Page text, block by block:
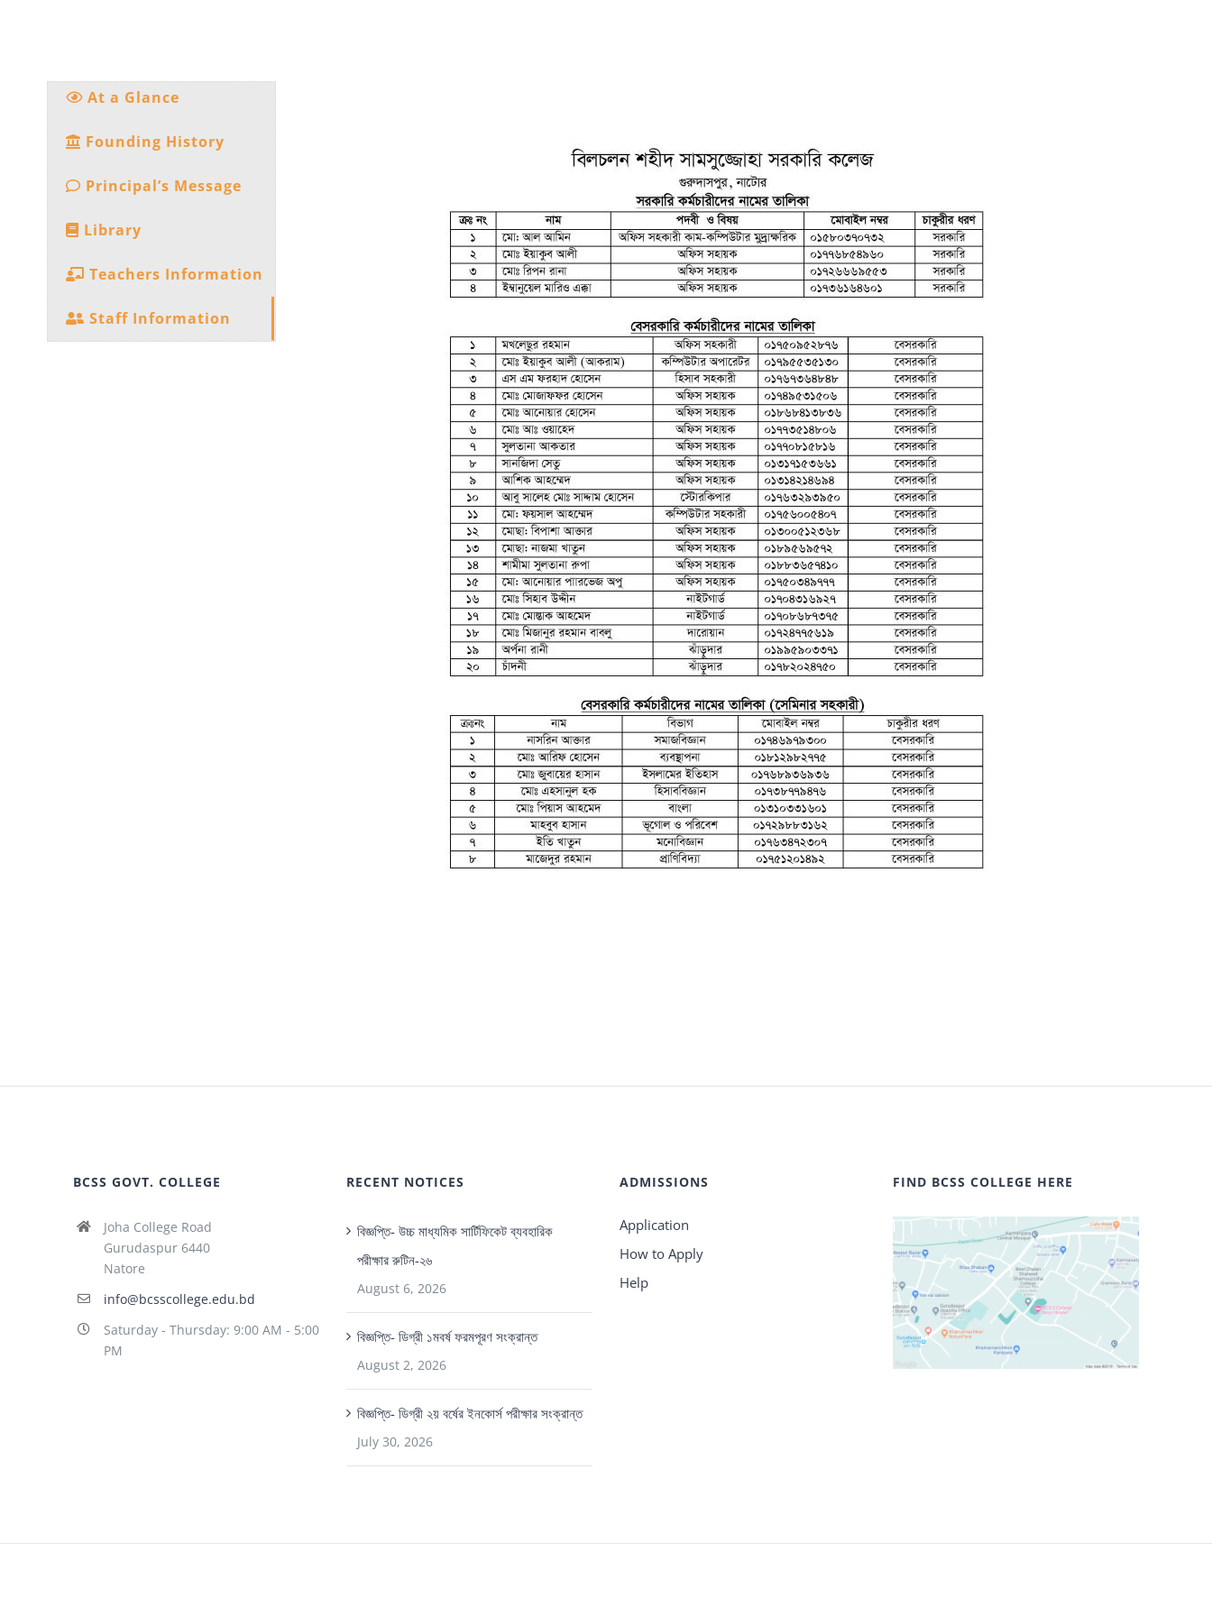
At a Glance
Founding History
Principal’s Message
Library
Teachers Information
Staff Information
BCSS GOVT. COLLEGE
Joha College Road
Gurudaspur 6440
Natore
info@bcsscollege.edu.bd
Saturday - Thursday: 9:00 AM - 5:00
PM
RECENT NOTICES
বিজ্ঞপ্তি- উচ্চ মাধ্যমিক সার্টিফিকেট ব্যবহারিক
পরীক্ষার রুটিন-২৬
August 6, 2026
বিজ্ঞপ্তি- ডিগ্রী ১মবর্ষ ফরমপূরণ সংক্রান্ত
August 2, 2026
বিজ্ঞপ্তি- ডিগ্রী ২য় বর্ষের ইনকোর্স পরীক্ষার সংক্রান্ত
July 30, 2026
ADMISSIONS
Application
How to Apply
Help
FIND BCSS COLLEGE HERE